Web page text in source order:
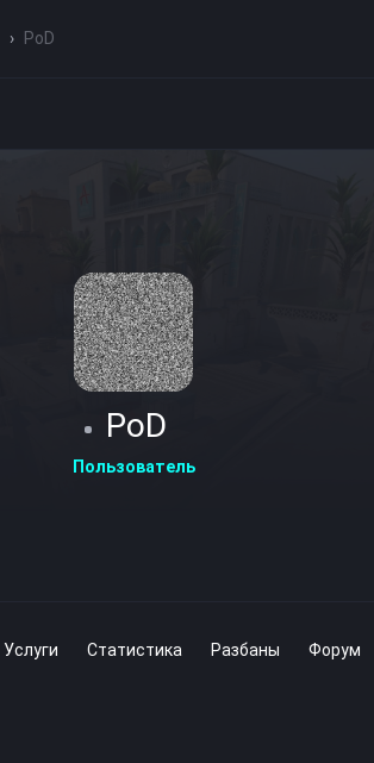
› PoD
PoD
Пользователь
Услуги Статистика Разбаны Форум